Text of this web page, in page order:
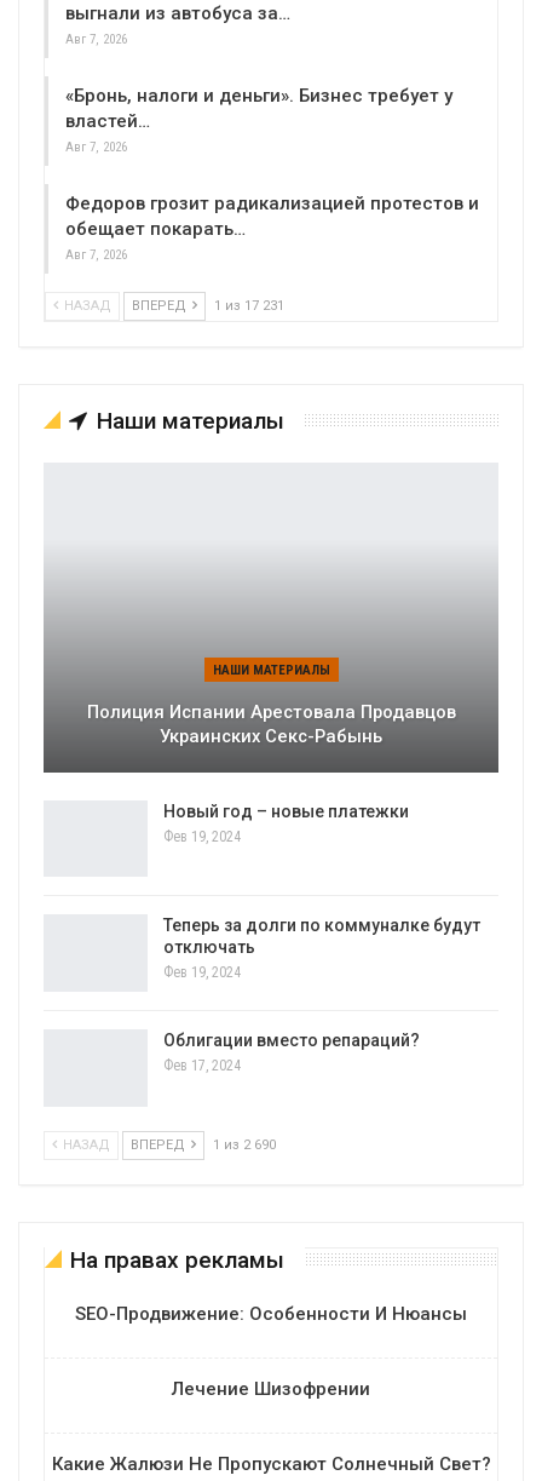
выгнали из автобуса за…
Авг 7, 2026
«Бронь, налоги и деньги». Бизнес требует у
властей…
Авг 7, 2026
Федоров грозит радикализацией протестов и
обещает покарать…
Авг 7, 2026
НАЗАД ВПЕРЕД 1 из 17 231
Наши материалы
НАШИ МАТЕРИАЛЫ
Полиция Испании Арестовала Продавцов
Украинских Секс-Рабынь
Новый год – новые платежки
Фев 19, 2024
Теперь за долги по коммуналке будут
отключать
Фев 19, 2024
Облигации вместо репараций?
Фев 17, 2024
НАЗАД ВПЕРЕД 1 из 2 690
На правах рекламы
SEO-Продвижение: Особенности И Нюансы
Лечение Шизофрении
Какие Жалюзи Не Пропускают Солнечный Свет?